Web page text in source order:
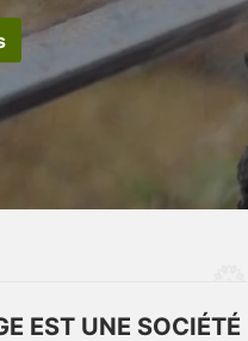
EST UNE SOCIÉTÉ